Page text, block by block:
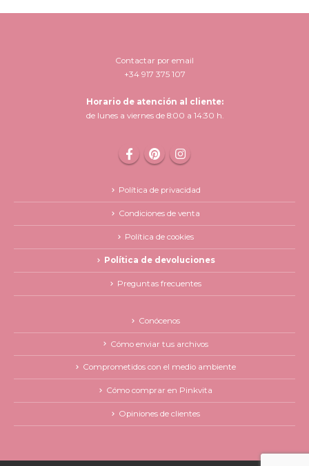
Contactar por email
+34 917 375 107
Horario de atención al cliente:
de lunes a viernes de 8:00 a 14:30 h.
Política de privacidad
Condiciones de venta
Política de cookies
Política de devoluciones
Preguntas frecuentes
Conócenos
Cómo enviar tus archivos
Comprometidos con el medio ambiente
Cómo comprar en Pinkvita
Opiniones de clientes